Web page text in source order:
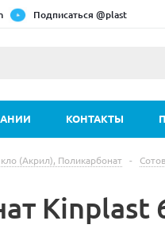
Подписаться @plast
КОНТАКТЫ
(Акрил), Поликарбонат -
Kinplast